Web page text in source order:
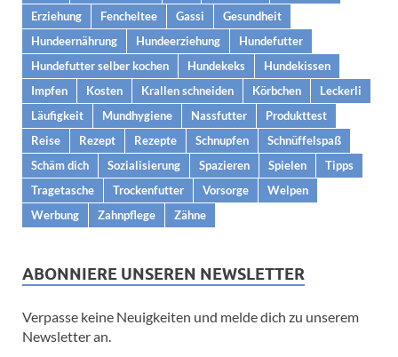
Erziehung
Fencheltee Gassi
Gesundheit
Hundeernährung
Hundeerziehung
Hundefutter
Hundefutter selber kochen
Hundekeks
Hundekissen
Impfen
Kosten Krallen schneiden Körbchen
Leckerli
Läufigkeit
Mundhygiene Nassfutter
Produkttest
Reise
Rezept Rezepte Schnupfen
Schnüffelspaß
Schäm dich
Sozialisierung Spazieren Spielen
Tipps
Tragetasche
Trockenfutter Vorsorge
Welpen
Werbung
Zahnpflege Zähne
ABONNIERE UNSEREN NEWSLETTER
Verpasse keine Neuigkeiten und melde dich zu unserem
Newsletter an.